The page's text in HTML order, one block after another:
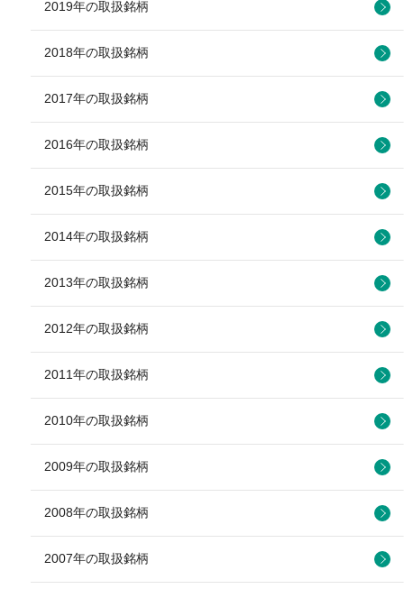
2019年の取扱銘柄
2018年の取扱銘柄
2017年の取扱銘柄
2016年の取扱銘柄
2015年の取扱銘柄
2014年の取扱銘柄
2013年の取扱銘柄
2012年の取扱銘柄
2011年の取扱銘柄
2010年の取扱銘柄
2009年の取扱銘柄
2008年の取扱銘柄
2007年の取扱銘柄